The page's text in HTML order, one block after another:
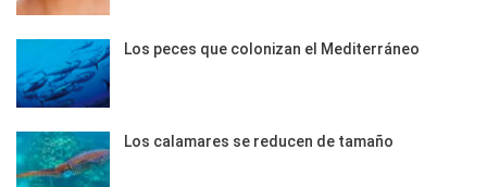
Los peces que colonizan el Mediterráneo
Los calamares se reducen de tamaño